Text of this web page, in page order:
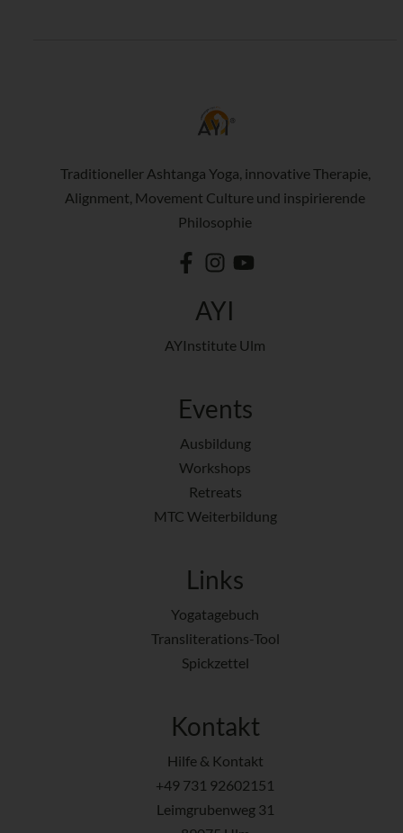
Traditioneller Ashtanga Yoga, innovative Therapie,
Alignment, Movement Culture und inspirierende
Philosophie
AYI
AYInstitute Ulm
Events
Ausbildung
Workshops
Retreats
MTC Weiterbildung
Links
Yogatagebuch
Transliterations-Tool
Spickzettel
Kontakt
Hilfe & Kontakt
+49 731 92602151
Leimgrubenweg 31